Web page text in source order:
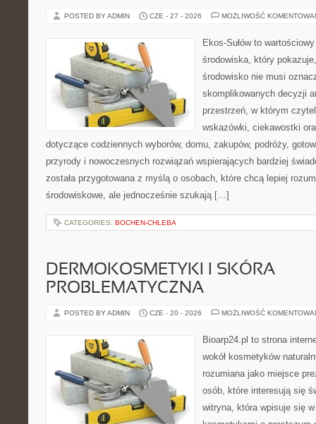
POSTED BY ADMIN CZE - 27 - 2026 MOŻLIWOŚĆ
Ekos-Sułów to
środowiska, który
środowisko nie musi
skomplikowanych decyzji
przestrzeń, w którym
wskazówki, ciekawostki
dotyczące codziennych wyborów, domu, zakupów, podróży,
przyrody i nowoczesnych rozwiązań wspierających bardziej
została przygotowana z myślą o osobach, które chcą lepiej
środowiskowe, ale jednocześnie szukają […]
CATEGORIES: BOCHEN-CHLEBA
DERMOKOSMETYKI I SKÓRA
PROBLEMATYCZNA
POSTED BY ADMIN CZE - 20 - 2026 MOŻLIWOŚĆ
Bioarp24.pl to strona
wokół kosmetyków
rozumiana jako miejsce
osób, które interesują się
witryna, która wpisuje się